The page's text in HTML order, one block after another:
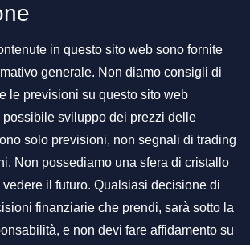
in questo sito web sono fornite
generale. Non diamo consigli di
le previsioni su questo sito web
possibile sviluppo dei prezzi delle
solo previsioni, non segnali di trading
Non possediamo una sfera di cristallo
il futuro. Qualsiasi decisione di
finanziarie che prendi, sarà sotto la
e non devi fare affidamento su